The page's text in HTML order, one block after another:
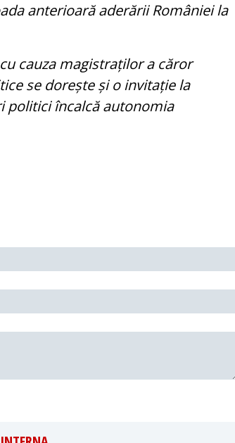
anterioară aderării României la
cauza magistraților a căror
se dorește și o invitație la
politici încalcă autonomia